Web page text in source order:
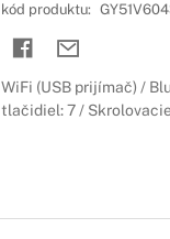
kód produktu:
WiFi (USB prijímač) /
tlačidiel: 7 /